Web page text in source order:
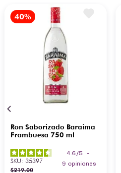
Ron Saborizado Baraima
Frambuesa 750 ml
4.6 /5
-
9 opiniones
SKU: 35397
$219.00